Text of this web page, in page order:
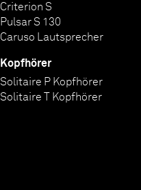
Criterion S
Pulsar S 130
Caruso Lautsprecher
Kopfhörer
Solitaire P Kopfhörer
Solitaire T Kopfhörer